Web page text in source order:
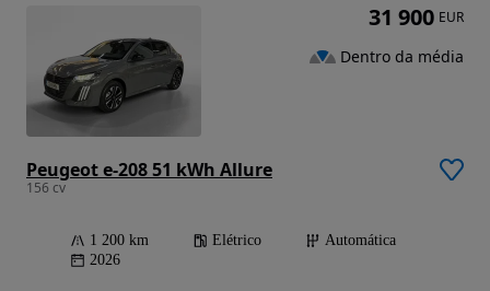
Peugeot e-208 51 kWh Allure
156 cv
1 200 km Elétrico
Automática
2026
31 900 EUR
Dentro da média